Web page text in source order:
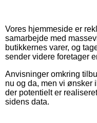
Vores hjemmeside er
samarbejde med
butikkernes varer, og
sender videre foretager
Anvisninger omkring
nu og da, men vi ønsker
der potentielt er
sidens data.